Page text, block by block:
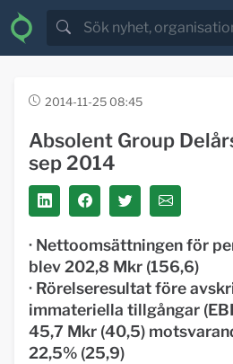
2014-11-25 08:45
Absolent Group
sep 2014
· Nettoomsättningen för
blev 202,8 Mkr (156,6)
· Rörelseresultat före
immateriella tillgångar
45,7 Mkr (40,5)
22,5% (25,9)